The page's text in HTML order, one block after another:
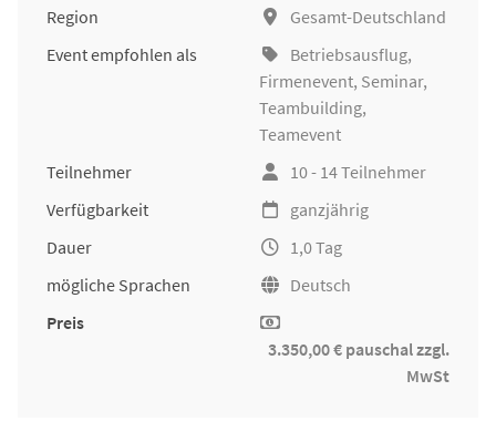
Region
Gesamt-Deutschland
Event empfohlen als
Betriebsausflug,
Firmenevent, Seminar,
Teambuilding,
Teamevent
Teilnehmer
10 - 14 Teilnehmer
Verfügbarkeit
ganzjährig
Dauer
1,0 Tag
mögliche Sprachen
Deutsch
Preis
3.350,00 € pauschal zzgl.
MwSt